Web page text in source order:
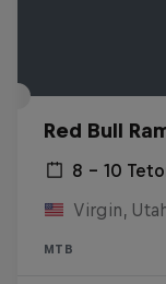
Red Bull
8 – 10
Virgin,
MTB